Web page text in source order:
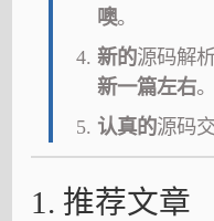
噢。
新的源码解
新一篇左右。
认真的源码
1. 推荐文章